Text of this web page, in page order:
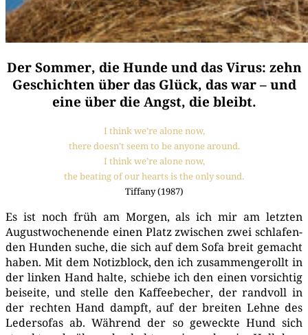
Der Sommer, die Hunde und das Virus: zehn
Geschichten über das Glück, das war – und
eine über die Angst, die bleibt.
I think we’­re alo­ne now,
the­re does­n’t seem to be anyo­ne around.
I think we’­re alo­ne now,
the bea­ting of our hearts is the only sound.
Tif­fa­ny (1987)
Es ist noch früh am Mor­gen, als ich mir am letz­ten
August­wo­chen­en­de einen Platz zwi­schen zwei schla­fen­
den Hun­den suche, die sich auf dem Sofa breit gemacht
haben. Mit dem Notiz­block, den ich zusam­men­ge­rollt in
der lin­ken Hand hal­te, schie­be ich den einen vor­sich­tig
bei­sei­te, und stel­le den Kaf­fee­be­cher, der rand­voll in
der rech­ten Hand dampft, auf der brei­ten Leh­ne des
Leder­so­fas ab. Wäh­rend der so geweck­te Hund sich